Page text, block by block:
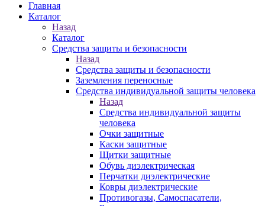
Главная
Каталог
Назад
Каталог
Средства защиты и безопасности
Назад
Средства защиты и безопасности
Заземления переносные
Средства индивидуальной защиты человека
Назад
Средства индивидуальной защиты
человека
Очки защитные
Каски защитные
Щитки защитные
Обувь диэлектрическая
Перчатки диэлектрические
Ковры диэлектрические
Противогазы, Самоспасатели,